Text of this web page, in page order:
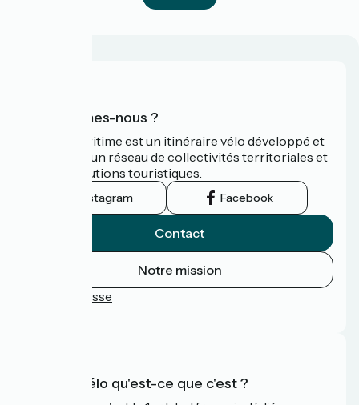
Qui sommes-nous ?
La Vélomaritime est un itinéraire vélo développé et
promu par un réseau de collectivités territoriales et
leurs institutions touristiques.
Instagram Facebook
Contact
Notre mission
Espace Presse
Accueil Vélo qu'est-ce que c'est ?